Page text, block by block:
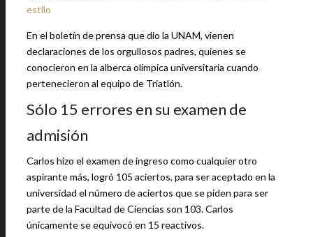
estilo
En el boletín de prensa que dio la UNAM, vienen
declaraciones de los orgullosos padres, quienes se
conocieron en la alberca olímpica universitaria cuando
pertenecieron al equipo de Triatlón.
Sólo 15 errores en su examen de
admisión
Carlos hizo el examen de ingreso como cualquier otro
aspirante más, logró 105 aciertos, para ser aceptado en la
universidad el número de aciertos que se piden para ser
parte de la Facultad de Ciencias son 103. Carlos
únicamente se equivocó en 15 reactivos.